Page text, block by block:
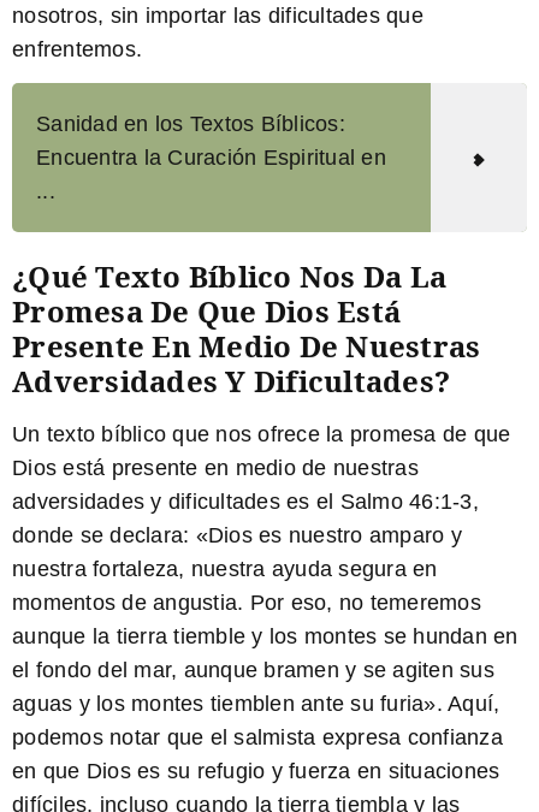
nosotros, sin importar las dificultades que
enfrentemos.
Sanidad en los Textos Bíblicos:
Encuentra la Curación Espiritual en
...
¿Qué Texto Bíblico Nos Da La
Promesa De Que Dios Está
Presente En Medio De Nuestras
Adversidades Y Dificultades?
Un texto bíblico que nos ofrece la promesa de que
Dios está presente en medio de nuestras
adversidades y dificultades es el Salmo 46:1-3,
donde se declara: «Dios es nuestro amparo y
nuestra fortaleza, nuestra ayuda segura en
momentos de angustia. Por eso, no temeremos
aunque la tierra tiemble y los montes se hundan en
el fondo del mar, aunque bramen y se agiten sus
aguas y los montes tiemblen ante su furia». Aquí,
podemos notar que el salmista expresa confianza
en que Dios es su refugio y fuerza en situaciones
difíciles, incluso cuando la tierra tiembla y las